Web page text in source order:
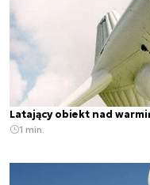
Latający obiekt nad
1 min.